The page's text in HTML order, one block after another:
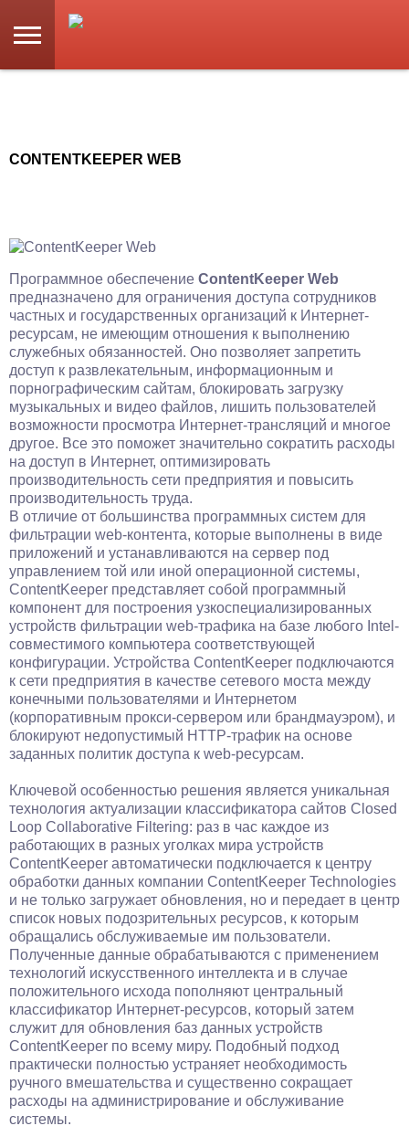
CONTENTKEEPER WEB
Программное обеспечение ContentKeeper Web
предназначено для ограничения доступа сотрудников
частных и государственных организаций к Интернет-
ресурсам, не имеющим отношения к выполнению
служебных обязанностей. Оно позволяет запретить
доступ к развлекательным, информационным и
порнографическим сайтам, блокировать загрузку
музыкальных и видео файлов, лишить пользователей
возможности просмотра Интернет-трансляций и многое
другое. Все это поможет значительно сократить расходы
на доступ в Интернет, оптимизировать
производительность сети предприятия и повысить
производительность труда.
В отличие от большинства программных систем для
фильтрации web-контента, которые выполнены в виде
приложений и устанавливаются на сервер под
управлением той или иной операционной системы,
ContentKeeper представляет собой программный
компонент для построения узкоспециализированных
устройств фильтрации web-трафика на базе любого Intel-
совместимого компьютера соответствующей
конфигурации. Устройства ContentKeeper подключаются
к сети предприятия в качестве сетевого моста между
конечными пользователями и Интернетом
(корпоративным прокси-сервером или брандмауэром), и
блокируют недопустимый HTTP-трафик на основе
заданных политик доступа к web-ресурсам.
Ключевой особенностью решения является уникальная
технология актуализации классификатора сайтов Closed
Loop Collaborative Filtering: раз в час каждое из
работающих в разных уголках мира устройств
ContentKeeper автоматически подключается к центру
обработки данных компании ContentKeeper Technologies
и не только загружает обновления, но и передает в центр
список новых подозрительных ресурсов, к которым
обращались обслуживаемые им пользователи.
Полученные данные обрабатываются с применением
технологий искусственного интеллекта и в случае
положительного исхода пополняют центральный
классификатор Интернет-ресурсов, который затем
служит для обновления баз данных устройств
ContentKeeper по всему миру. Подобный подход
практически полностью устраняет необходимость
ручного вмешательства и существенно сокращает
расходы на администрирование и обслуживание
системы.